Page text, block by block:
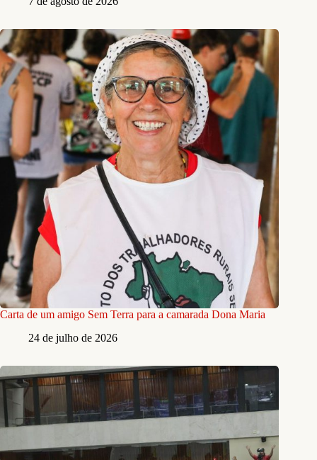
Carta de um amigo Sem Terra para a camarada Dona Maria
24 de julho de 2026